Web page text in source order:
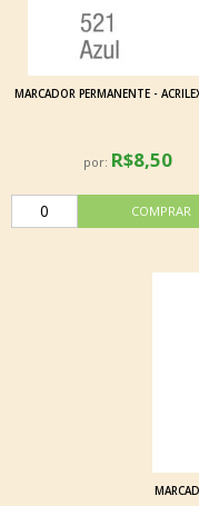
MARCADOR PERMANENTE -
por: R$8,50